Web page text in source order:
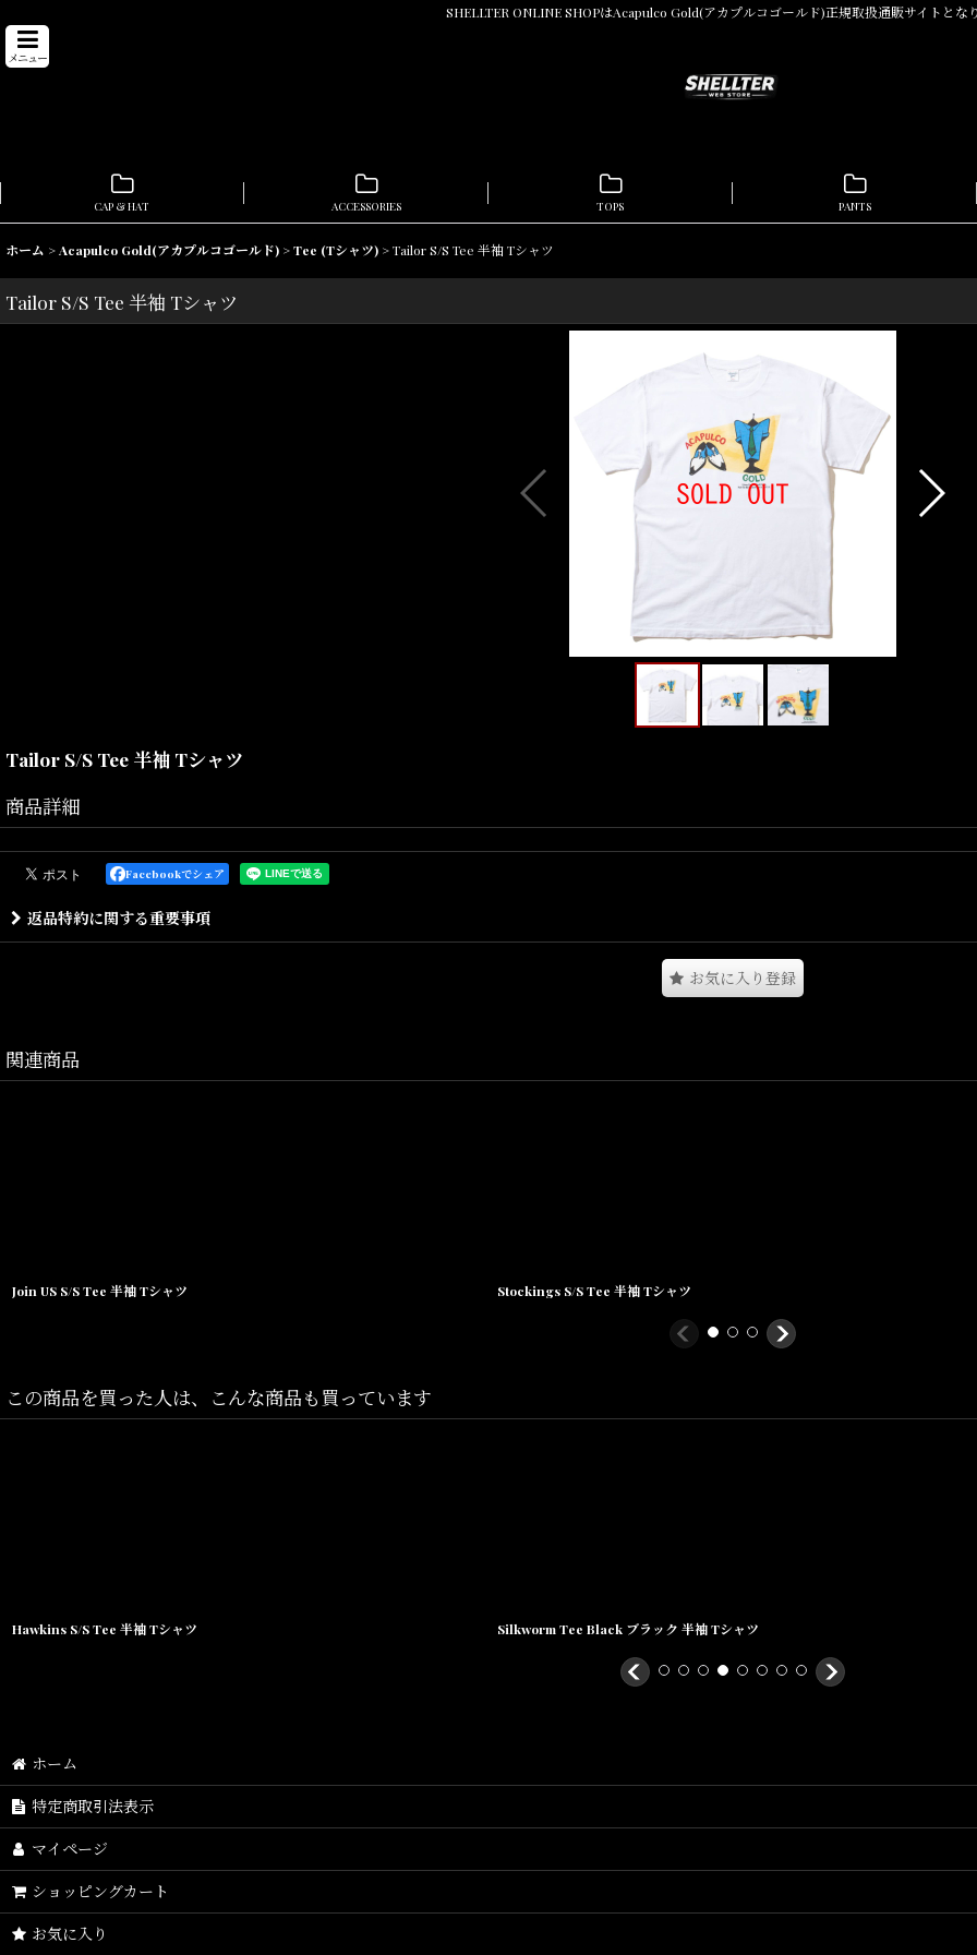
SHELLTER ONLINE SHOPはAcapulco Gold(アカプルコゴールド)正規取扱通販サイトとなり
メニュー
CAP & HAT ACCESSORIES TOPS PANTS
ホーム >Acapulco Gold(アカプルコゴールド) >Tee (Tシャツ) >Tailor S/S Tee 半袖 Tシャツ
Tailor S/S Tee 半袖 Tシャツ
Tailor S/S Tee 半袖 Tシャツ
商品詳細
独自なイラスト・タッチで歴史を感じられるトラディショナルな仕立て屋さんを絶妙な色合いで表現されたTailor Teeとなります。
トラディショナルなウィングチップ・シューズと、アメリカの移民の歴史に刻まれている Zoot Style を彷彿とさせる仕立て屋さんの広告の
XL(着丈:74cm, 身幅:60cm, 肩幅:56.5cm, 袖丈:23cm)
Facebookでシェア
返品特約に関する重要事項
お気に入り登録
関連商品
Join US S/S Tee 半袖 Tシャツ Stockings S/S Tee 半袖 Tシャツ
この商品を買った人は、こんな商品も買っています
Hawkins S/S Tee 半袖 Tシャツ Silkworm Tee Black ブラック 半袖 Tシャツ
ホーム
特定商取引法表示
マイページ
ショッピングカート
お気に入り